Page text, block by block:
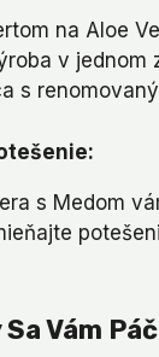
na Aloe
v jednom
s
s Medom
Vám